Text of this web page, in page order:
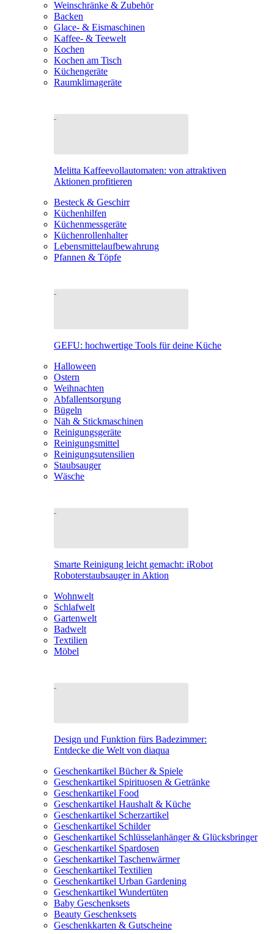
Weinschränke & Zubehör
Backen
Glace- & Eismaschinen
Kaffee- & Teewelt
Kochen
Kochen am Tisch
Küchengeräte
Raumklimageräte
Melitta Kaffeevollautomaten: von attraktiven
Aktionen profitieren
Besteck & Geschirr
Küchenhilfen
Küchenmessgeräte
Küchenrollenhalter
Lebensmittelaufbewahrung
Pfannen & Töpfe
GEFU: hochwertige Tools für deine Küche
Halloween
Ostern
Weihnachten
Abfallentsorgung
Bügeln
Näh & Stickmaschinen
Reinigungsgeräte
Reinigungsmittel
Reinigungsutensilien
Staubsauger
Wäsche
Smarte Reinigung leicht gemacht: iRobot
Roboterstaubsauger in Aktion
Wohnwelt
Schlafwelt
Gartenwelt
Badwelt
Textilien
Möbel
Design und Funktion fürs Badezimmer:
Entdecke die Welt von diaqua
Geschenkartikel Bücher & Spiele
Geschenkartikel Spirituosen & Getränke
Geschenkartikel Food
Geschenkartikel Haushalt & Küche
Geschenkartikel Scherzartikel
Geschenkartikel Schilder
Geschenkartikel Schlüsselanhänger & Glücksbringer
Geschenkartikel Spardosen
Geschenkartikel Taschenwärmer
Geschenkartikel Textilien
Geschenkartikel Urban Gardening
Geschenkartikel Wundertüten
Baby Geschenksets
Beauty Geschenksets
Geschenkkarten & Gutscheine